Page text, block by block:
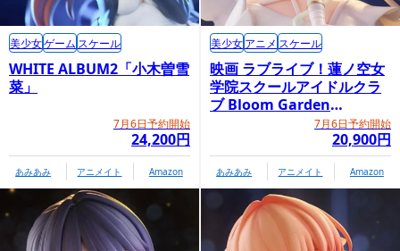
WHITE ALBUM2「小木曽雪
菜」
7月6日予約開始
24,200円
美少女ゲーム スケール
あみあみ アニメイト Amazon
映画 ラブライブ！蓮ノ空女
学院スクールアイドルクラ
ブ Bloom Garden
Party「大沢瑠璃乃」7月6日予約開始
20,900円
美少女アニメ スケール
あみあみ アニメイト Amazon